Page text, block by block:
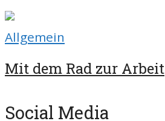
Allgemein
Mit dem Rad zur Arbeit
Social Media